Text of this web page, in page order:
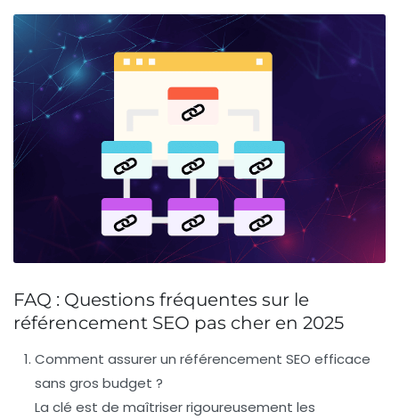
FAQ : Questions fréquentes sur le
référencement SEO pas cher en 2025
Comment assurer un référencement SEO efficace
sans gros budget ?
La clé est de maîtriser rigoureusement les